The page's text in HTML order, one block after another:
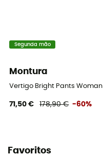
Segunda mão
Montura
Vertigo Bright Pants
71,50 € 178,90 € -60%
Favoritos